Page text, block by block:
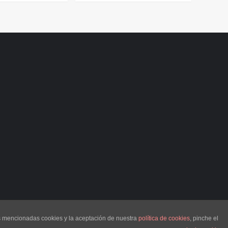
cookies y la aceptación de nuestra política de cookies, pinche el